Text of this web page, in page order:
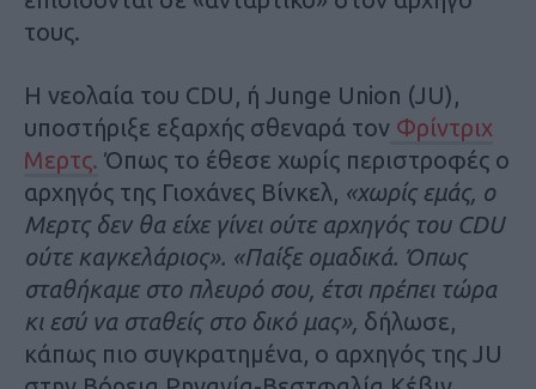
τους.
Η νεολαία του CDU, ή Junge Union (JU),
υποστήριξε εξαρχής σθεναρά τον Φρίντριχ
Μερτς. Όπως το έθεσε χωρίς περιστροφές ο
αρχηγός της Γιοχάνες Βίνκελ, «χωρίς εμάς, ο
Μερτς δεν θα είχε γίνει ούτε αρχηγός του CDU
ούτε καγκελάριος». «Παίξε ομαδικά. Όπως
σταθήκαμε στο πλευρό σου, έτσι πρέπει τώρα
κι εσύ να σταθείς στο δικό μας», δήλωσε,
κάπως πιο συγκρατημένα, ο αρχηγός της JU